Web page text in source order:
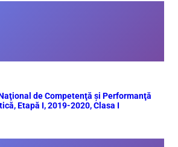
de Competenţă şi Performanţă
Etapă I, 2019-2020, Clasa I